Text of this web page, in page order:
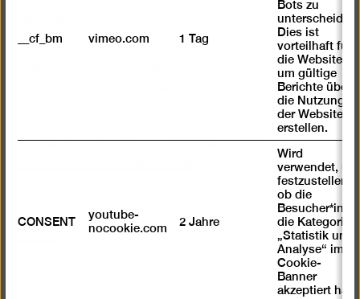
Zur Akkreditierung
Sollten Sie technische Probleme beim Download des
druckfähigen Bildmaterials haben, versuchen Sie
bitte, einen anderen Browser für Ihren Login zu
verwenden. Bei weiteren technischen Problemen
wenden Sie sich bitte an die Presseabteilung:
Zurück
__cf_bm vimeo.com 1 Tag
Bots zu
unterscheiden.
Dies ist
vorteilhaft für
die Website,
um gültige
Berichte über
die Nutzung
der Website zu
erstellen.
CONSENT
youtube-
nocookie.com
2 Jahre
Wird
verwendet, um
festzustellen ,
ob die
Besucher*in
die Kategorie
„Statistik und
Analyse“ im
Cookie-
Banner
akzeptiert hat